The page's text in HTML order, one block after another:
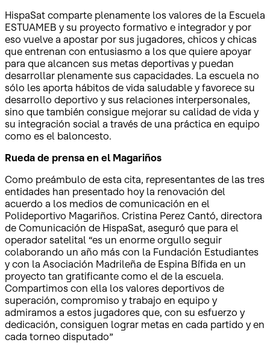
HispaSat comparte plenamente los valores de la Escuela
ESTUAMEB y su proyecto formativo e integrador y por
eso vuelve a apostar por sus jugadores, chicos y chicas
que entrenan con entusiasmo a los que quiere apoyar
para que alcancen sus metas deportivas y puedan
desarrollar plenamente sus capacidades. La escuela no
sólo les aporta hábitos de vida saludable y favorece su
desarrollo deportivo y sus relaciones interpersonales,
sino que también consigue mejorar su calidad de vida y
su integración social a través de una práctica en equipo
como es el baloncesto.
Rueda de prensa en el Magariños
Como preámbulo de esta cita, representantes de las tres
entidades han presentado hoy la renovación del
acuerdo a los medios de comunicación en el
Polideportivo Magariños. Cristina Perez Cantó, directora
de Comunicación de HispaSat, aseguró que para el
operador satelital “es un enorme orgullo seguir
colaborando un año más con la Fundación Estudiantes
y con la Asociación Madrileña de Espina Bífida en un
proyecto tan gratificante como el de la escuela.
Compartimos con ella los valores deportivos de
superación, compromiso y trabajo en equipo y
admiramos a estos jugadores que, con su esfuerzo y
dedicación, consiguen lograr metas en cada partido y en
cada torneo disputado”